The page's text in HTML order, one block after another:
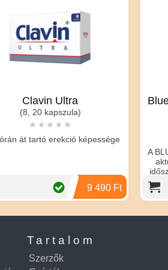
Clavin Ultra
(8, 20 kapszula)
át tartó erekció képessége
9 490 Ft
A
Tartalom
Szerzők